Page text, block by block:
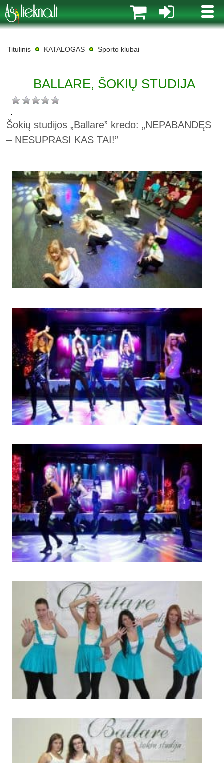
MENIU
Titulinis KATALOGAS Sporto klubai
BALLARE, ŠOKIŲ STUDIJA
Šokių studijos „Ballare” kredo: „NEPABANDĘS
– NESUPRASI KAS TAI!”